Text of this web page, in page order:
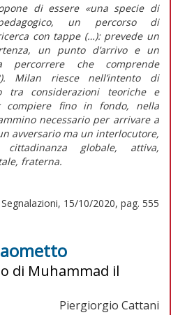
di essere «una specie di
un percorso di
con tappe (…): prevede un
un punto d’arrivo e un
percorrere che comprende
Milan riesce nell’intento di
tra considerazioni teoriche e
compiere fino in fondo, nella
necessario per arrivare a
avversario ma un interlocutore,
globale, attiva,
fraterna.
Segnalazioni, 15/10/2020, pag. 555
di Muhammad il
Piergiorgio Cattani